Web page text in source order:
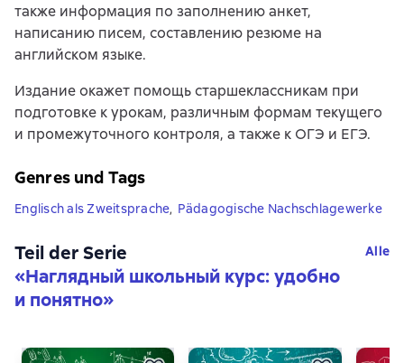
также информация по заполнению анкет,
написанию писем, составлению резюме на
английском языке.
Издание окажет помощь старшеклассникам при
подготовке к урокам, различным формам текущего
и промежуточного контроля, а также к ОГЭ и ЕГЭ.
Genres und Tags
Englisch als Zweitsprache, Pädagogische Nachschlagewerke
Teil der Serie
«Наглядный школьный курс: удобно
и понятно»
Alle